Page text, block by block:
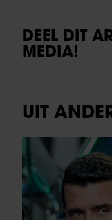
DEEL DIT
MEDIA!
UIT